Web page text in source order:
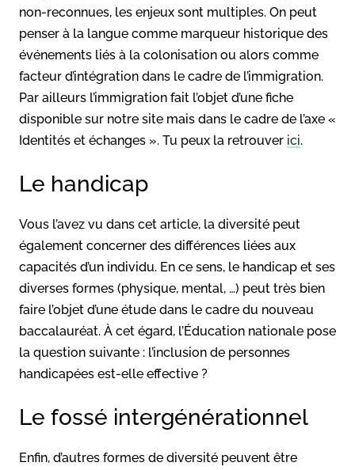
non-reconnues, les enjeux sont multiples. On peut
penser à la langue comme marqueur historique des
événements liés à la colonisation ou alors comme
facteur d’intégration dans le cadre de l’immigration.
Par ailleurs l’immigration fait l’objet d’une fiche
disponible sur notre site mais dans le cadre de l’axe «
Identités et échanges ». Tu peux la retrouver ici.
Le handicap
Vous l’avez vu dans cet article, la diversité peut
également concerner des différences liées aux
capacités d’un individu. En ce sens, le handicap et ses
diverses formes (physique, mental, …) peut très bien
faire l’objet d’une étude dans le cadre du nouveau
baccalauréat. À cet égard, l’Éducation nationale pose
la question suivante : l’inclusion de personnes
handicapées est-elle effective ?
Le fossé intergénérationnel
Enfin, d’autres formes de diversité peuvent être